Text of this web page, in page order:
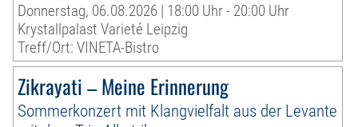
Donnerstag, 06.08.2026 | 18:00 Uhr - 20:00 Uhr
Krystallpalast Varieté Leipzig
Treff/Ort: VINETA-Bistro
Zikrayati – Meine Erinnerung
Sommerkonzert mit Klangvielfalt aus der Levante